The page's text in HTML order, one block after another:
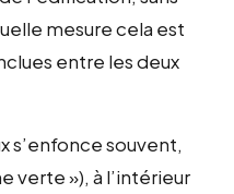
mesure cela est
entre les deux
s’enfonce souvent,
verte »), à l’intérieur